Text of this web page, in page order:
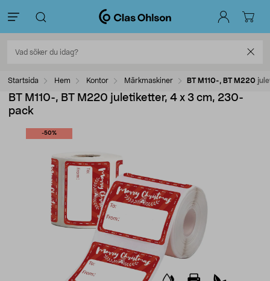
Startsida Hem Kontor Märkmaskiner BT M110-, BT M220
BT M110-, BT M220 juletiketter, 4 x 3 cm, 230-
pack
-50%